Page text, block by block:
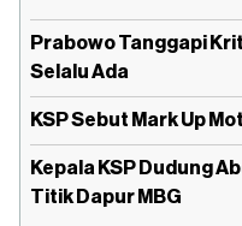
Prabowo Tanggapi
Selalu Ada
KSP Sebut Mark Up
Kepala KSP Dudung
Titik Dapur MBG